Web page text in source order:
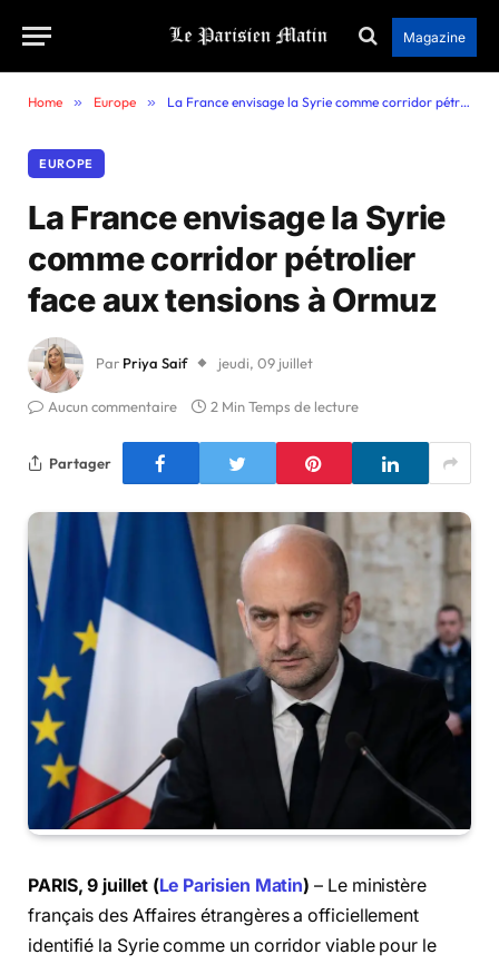
Magazine
Home » Europe » La France envisage la Syrie comme corridor pétrolier face aux tensions à Ormuz
EUROPE
La France envisage la Syrie
comme corridor pétrolier
face aux tensions à Ormuz
Par Priya Saif jeudi, 09 juillet
Aucun commentaire 2 Min Temps de lecture
Partager
PARIS, 9 juillet (Le Parisien Matin) – Le ministère
français des Affaires étrangères a officiellement
identifié la Syrie comme un corridor viable pour le